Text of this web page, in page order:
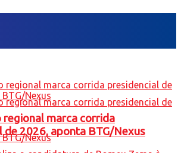
regional marca corrida
de 2026, aponta BTG/Nexus